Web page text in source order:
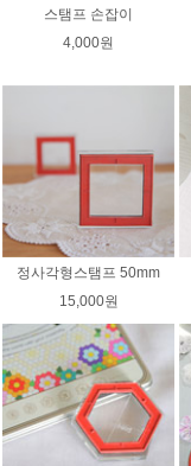
스탬프 손잡이
4,000원
정사각형스탬프 50mm
15,000원